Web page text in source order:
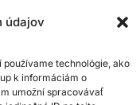
údajov
technológie, ako
k informáciám o
umožní spracovávať